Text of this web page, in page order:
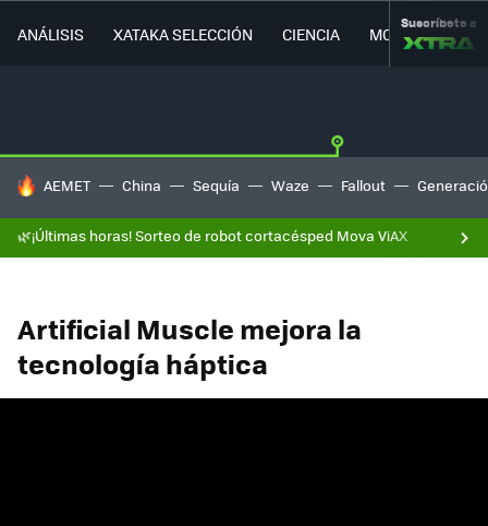
ANÁLISIS XATAKA SELECCIÓN CIENCIA MOVILIDAD
Suscríbete a
HOY SE HABLA DE
AEMET China Sequía Waze Fallout
🌿¡Últimas horas! Sorteo de robot cortacésped Mova ViAX
Artificial Muscle mejora la
tecnología háptica